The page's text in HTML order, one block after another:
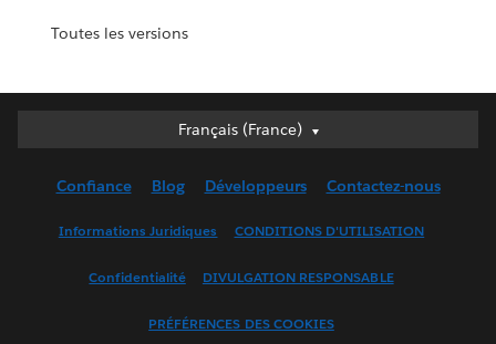
Toutes les versions
Français (France)
Français (France)
English (UK)
Français (Canada)
Confiance Blog Développeurs Contactez-nous
Informations Juridiques CONDITIONS D'UTILISATION
Confidentialité DIVULGATION RESPONSABLE
PRÉFÉRENCES DES COOKIES